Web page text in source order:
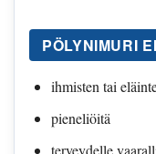
PÖLYNIMURI
ihmisten tai
pieneliöitä
terveydelle